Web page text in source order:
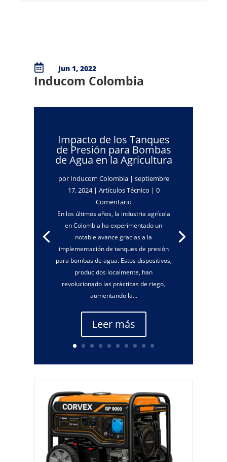
 Jun 1, 2022
Inducom Colombia
Impacto de los Tanques
de Presión para Bombas
de Agua en la Agricultura
por Inducom Colombia| septiembre
17, 2024| Artículos Técnico | 0
Comentario
En los últimos años, la industria agrícola
en Colombia ha experimentado un
notable avance gracias a la
implementación de tanques de presión
para bombas de agua. Estos dispositivos,
producidos localmente, han
revolucionado las prácticas de riego,
aumentando la...
Leer más